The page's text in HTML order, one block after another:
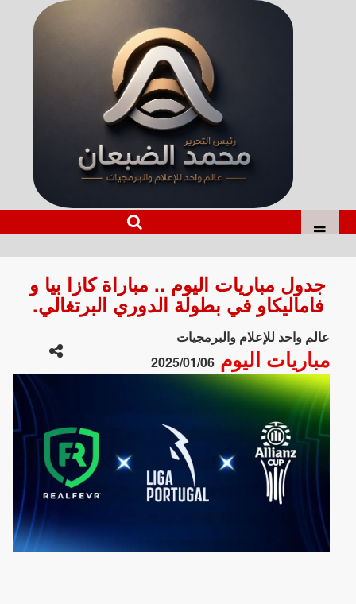
جدول مباريات اليوم .. مباراة كازا بيا و
فاماليكاو في بطولة الدوري البرتغالي.
عالم واحد للإعلام والبرمجيات
مباريات اليوم2025/01/06